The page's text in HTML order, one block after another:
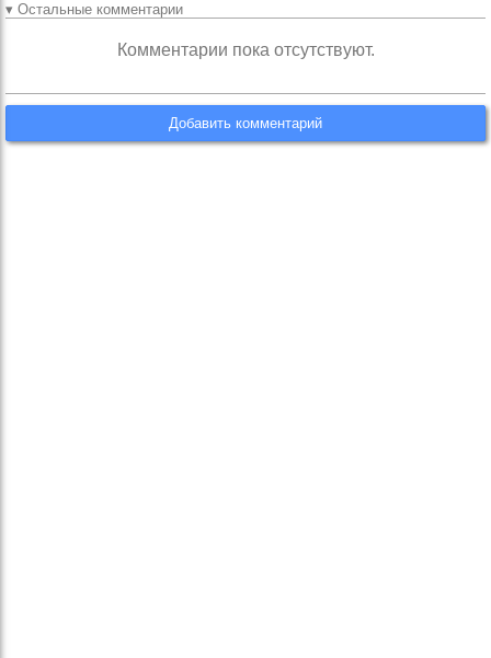
▾ Остальные комментарии
Комментарии пока отсутствуют.
Добавить комментарий